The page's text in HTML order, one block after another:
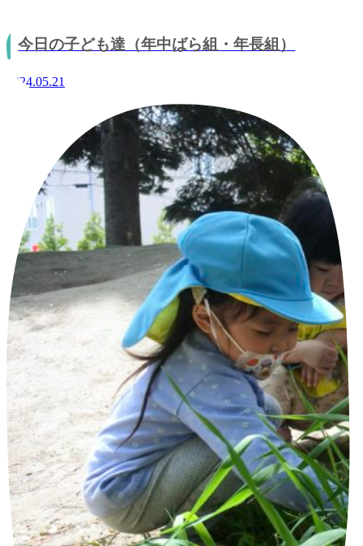
今日の子ども達（年中ばら組・年長組）
2024.05.21